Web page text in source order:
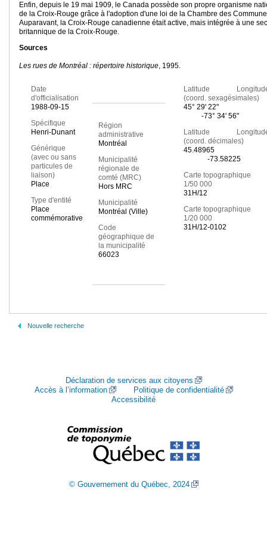
Enfin, depuis le 19 mai 1909, le Canada possède son propre organisme
de la Croix-Rouge grâce à l'adoption d'une loi de la Chambre des
Auparavant, la Croix-Rouge canadienne était active, mais intégrée à une
britannique de la Croix-Rouge.
Sources
Les rues de Montréal : répertoire historique, 1995.
Date
d'officialisation
1988-09-15
Spécifique
Henri-Dunant
Générique
(avec ou sans
particules de
liaison)
Place
Type d'entité
Place
commémorative
Région
administrative
Montréal
Municipalité
régionale de
comté (MRC)
Hors MRC
Municipalité
Montréal (Ville)
Code
géographique de
la municipalité
66023
Latitude
(coord. sexagésimales)
45° 29' 22"
-73° 34' 56"
Latitude
(coord. décimales)
45.48965
-73.58225
Carte topographique
1/50 000
31H/12
Carte topographique
1/20 000
31H/12-0102
Nouvelle recherche
Déclaration de services aux citoyens
Accès à l’information
Politique de confidentialité
Accessibilité
© Gouvernement du Québec, 2024